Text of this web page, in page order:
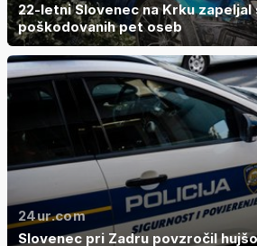
22-letni Slovenec na Krku
poškodovanih pet oseb
24ur.com
Slovenec pri Zadru povzročil